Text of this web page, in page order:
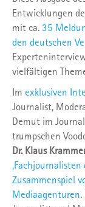
Entwicklungen
mit ca. 35
den deutschen
vielfältigen
Im exklusiven
Journalist,
Demut im
trumpschen
Dr. Klaus
‚Fachjournalisten
Zusammenspiel
Mediaagenturen